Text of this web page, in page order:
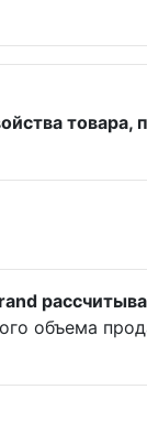
товара,
объема